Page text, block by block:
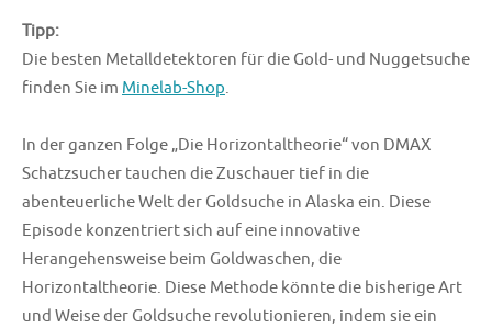
Tipp:
Die besten Metalldetektoren für die Gold- und Nuggetsuche
finden Sie im Minelab-Shop.
In der ganzen Folge „Die Horizontaltheorie“ von DMAX
Schatzsucher tauchen die Zuschauer tief in die
abenteuerliche Welt der Goldsuche in Alaska ein. Diese
Episode konzentriert sich auf eine innovative
Herangehensweise beim Goldwaschen, die
Horizontaltheorie. Diese Methode könnte die bisherige Art
und Weise der Goldsuche revolutionieren, indem sie ein